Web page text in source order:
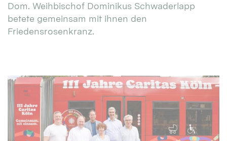
Dom. Weihbischof Dominikus Schwaderlapp
betete gemeinsam mit ihnen den
Friedensrosenkranz.